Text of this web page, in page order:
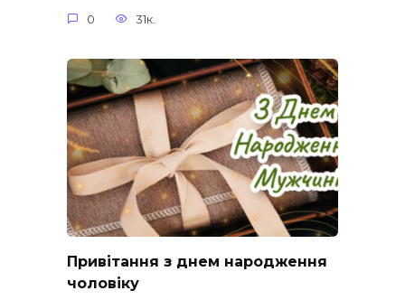
0 31к.
Привітання з днем народження
чоловіку